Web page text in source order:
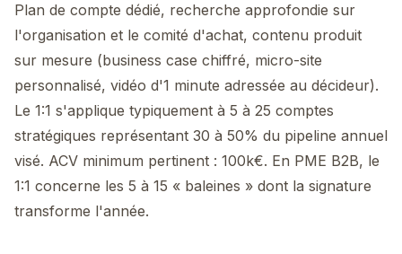
Plan de compte dédié, recherche approfondie sur
l'organisation et le comité d'achat, contenu produit
sur mesure (business case chiffré, micro-site
personnalisé, vidéo d'1 minute adressée au décideur).
Le 1:1 s'applique typiquement à 5 à 25 comptes
stratégiques représentant 30 à 50% du pipeline annuel
visé. ACV minimum pertinent : 100k€. En PME B2B, le
1:1 concerne les 5 à 15 « baleines » dont la signature
transforme l'année.